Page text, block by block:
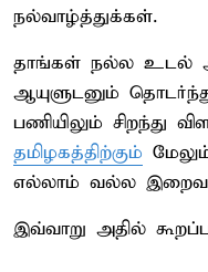
நல்வாழ்த்துக்கள்.
தாங்கள் நல்ல உடல்
ஆயுளுடனும்
பணியிலும் சிறந்து
தமிழகத்திற்கும்
எல்லாம் வல்ல
இவ்வாறு அதில்